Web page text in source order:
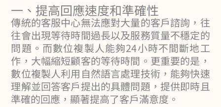
一、提高回應速度和準確性
傳統的客服中心無法應對大量的客戶諮詢，往
往會出現等待時間過長以及服務質量不穩定的
問題。而數位複製人能夠24小時不間斷地工
作，大幅縮短顧客的等待時間。更重要的是，
數位複製人利用自然語言處理技術，能夠快速
理解並回答客戶提出的具體問題，提供即時且
準確的回應，顯著提高了客戶滿意度。